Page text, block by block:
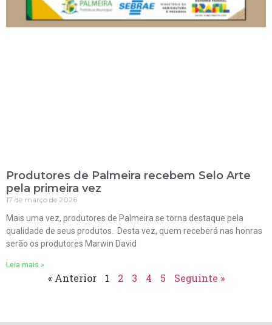
Produtores de Palmeira recebem Selo Arte
pela primeira vez
17 de março de 2026
Mais uma vez, produtores de Palmeira se torna destaque pela
qualidade de seus produtos. Desta vez, quem receberá nas honras
serão os produtores Marwin David
Leia mais »
« Anterior 1 2 3 4 5 Seguinte »